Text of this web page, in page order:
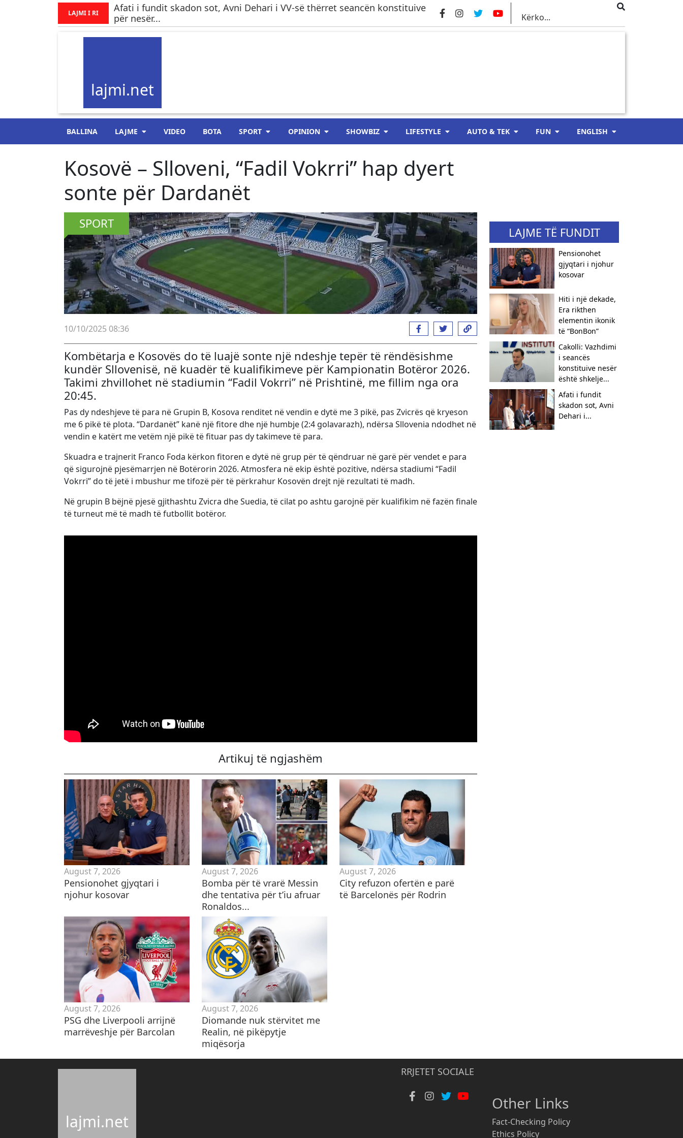
LAJMI I RI
Afati i fundit skadon sot, Avni Dehari i VV-së thërret seancën konstituive
për nesër...
lajmi.net
BALLINA LAJME VIDEO BOTA SPORT OPINION SHOWBIZ LIFESTYLE AUTO & TEK FUN ENGLISH
Kosovë – Slloveni, “Fadil Vokrri” hap dyert
sonte për Dardanët
SPORT
10/10/2025 08:36
Kombëtarja e Kosovës do të luajë sonte një ndeshje tepër të rëndësishme
kundër Sllovenisë, në kuadër të kualifikimeve për Kampionatin Botëror 2026.
Takimi zhvillohet në stadiumin “Fadil Vokrri” në Prishtinë, me fillim nga ora
20:45.
Pas dy ndeshjeve të para në Grupin B, Kosova renditet në vendin e dytë me 3 pikë, pas Zvicrës që kryeson
me 6 pikë të plota. “Dardanët” kanë një fitore dhe një humbje (2:4 golavarazh), ndërsa Sllovenia ndodhet në
vendin e katërt me vetëm një pikë të fituar pas dy takimeve të para.
Skuadra e trajnerit Franco Foda kërkon fitoren e dytë në grup për të qëndruar në garë për vendet e para
që sigurojnë pjesëmarrjen në Botërorin 2026. Atmosfera në ekip është pozitive, ndërsa stadiumi “Fadil
Vokrri” do të jetë i mbushur me tifozë për të përkrahur Kosovën drejt një rezultati të madh.
Në grupin B bëjnë pjesë gjithashtu Zvicra dhe Suedia, të cilat po ashtu garojnë për kualifikim në fazën finale
të turneut më të madh të futbollit botëror.
Artikuj të ngjashëm
August 7, 2026
Pensionohet gjyqtari i
njohur kosovar
August 7, 2026
Bomba për të vrarë Messin
dhe tentativa për t’iu afruar
Ronaldos...
August 7, 2026
City refuzon ofertën e parë
të Barcelonës për Rodrin
August 7, 2026
​PSG dhe Liverpooli arrijnë
marrëveshje për Barcolan
August 7, 2026
​Diomande nuk stërvitet me
Realin, në pikëpytje
miqësorja
LAJME TË FUNDIT
Pensionohet
gjyqtari i njohur
kosovar
Hiti i një dekade,
Era rikthen
elementin ikonik
të “BonBon”
Cakolli: Vazhdimi
i seancës
konstituive nesër
është shkelje...
Afati i fundit
skadon sot, Avni
Dehari i...
lajmi.net
RRJETET SOCIALE
Other Links
Fact-Checking Policy
Ethics Policy